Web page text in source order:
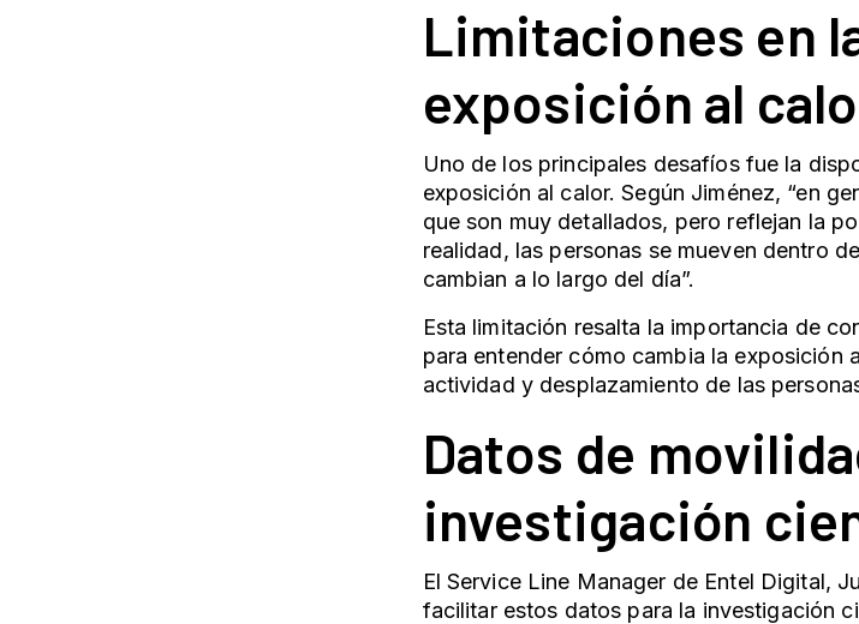
Limitaciones en
exposición al
Uno de los principales desafíos fue la
exposición al calor. Según Jiménez, “en
que son muy detallados, pero reflejan la
realidad, las personas se mueven dentro
cambian a lo largo del día”.
Esta limitación resalta la importancia de
para entender cómo cambia la exposición
actividad y desplazamiento de las
Datos de
investigación
El Service Line Manager de Entel Digital,
facilitar estos datos para la investigación